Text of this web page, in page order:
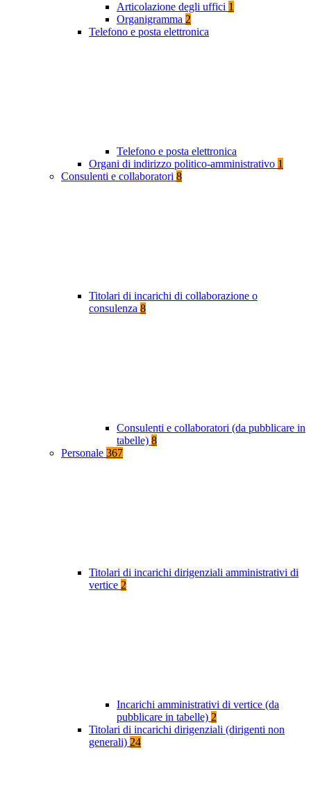
Articolazione degli uffici 1
Organigramma 2
Telefono e posta elettronica
Telefono e posta elettronica
Organi di indirizzo politico-amministrativo 1
Consulenti e collaboratori 8
Titolari di incarichi di collaborazione o
consulenza 8
Consulenti e collaboratori (da pubblicare in
tabelle) 8
Personale 367
Titolari di incarichi dirigenziali amministrativi di
vertice 2
Incarichi amministrativi di vertice (da
pubblicare in tabelle) 2
Titolari di incarichi dirigenziali (dirigenti non
generali) 24